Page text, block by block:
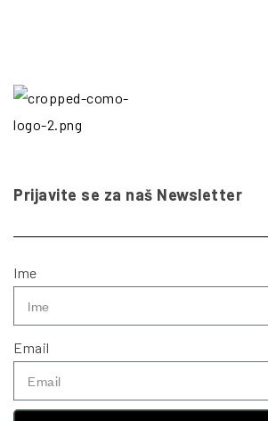
Prijavite se za naš Newsletter
Ime
Email